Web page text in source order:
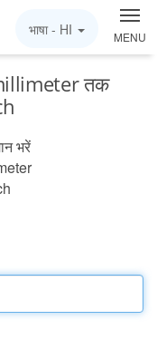
MENU
भाषा - HI
तक
भरें